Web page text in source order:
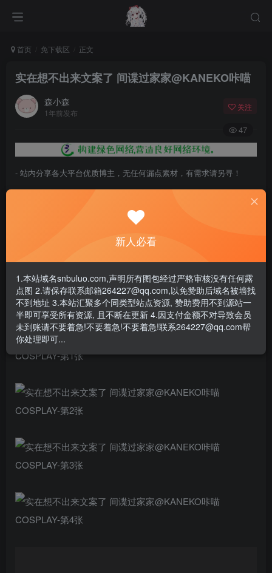
首页 免下载区 正文
实在想不出来文案了 间谍过家家@KANEKO咔喵
森小森
1年前发布
关注
47
- 站内分享各大平台优质博主，无任何漏点素材，有需求请另寻！
- 百度网盘提示提取码错误，请更换浏览器重试，这是百度网盘版本问
- 遇见解压密码不对、无法解压，请查看
- 资源失效/充值未到账/账号解禁...等问题请《提交工单》
摄影：北海@流浪摄影北海
CP29真的玩的很开心，下次再来！
（肉色打底裤是个好东西XD） ​​​
新人必看
1.本站域名snbuluo.com,声明所有图包经过严格审核没有任何露
点图 2.请保存联系邮箱264227@qq.com,以免赞助后域名被墙找
不到地址 3.本站汇聚多个同类型站点资源, 赞助费用不到源站一
半即可享受所有资源, 且不断在更新 4.因支付金额不对导致会员
未到账请不要着急!不要着急!不要着急!联系264227@qq.com帮
你处理即可...